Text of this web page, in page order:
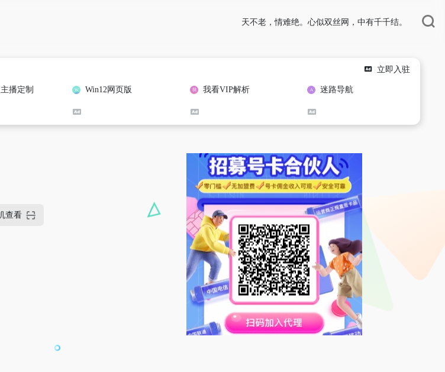
天不老，情难绝。心似双丝网，中有千千结。
立即入驻
播定制 Win12网页版 我看VIP解析 迷路导航
查看